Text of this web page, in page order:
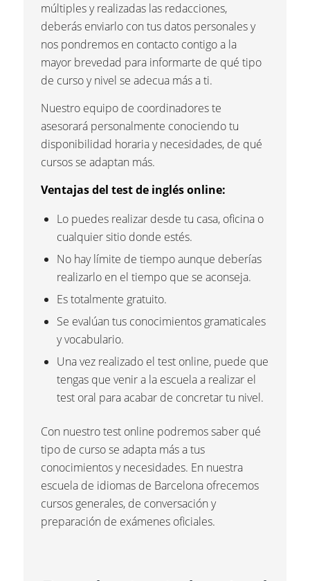
múltiples y realizadas las redacciones,
deberás enviarlo con tus datos personales y
nos pondremos en contacto contigo a la
mayor brevedad para informarte de qué tipo
de curso y nivel se adecua más a ti.
Nuestro equipo de coordinadores te
asesorará personalmente conociendo tu
disponibilidad horaria y necesidades, de qué
cursos se adaptan más.
Ventajas del test de inglés online:
Lo puedes realizar desde tu casa, oficina o
cualquier sitio donde estés.
No hay límite de tiempo aunque deberías
realizarlo en el tiempo que se aconseja.
Es totalmente gratuito.
Se evalúan tus conocimientos gramaticales
y vocabulario.
Una vez realizado el test online, puede que
tengas que venir a la escuela a realizar el
test oral para acabar de concretar tu nivel.
Con nuestro test online podremos saber qué
tipo de curso se adapta más a tus
conocimientos y necesidades. En nuestra
escuela de idiomas de Barcelona ofrecemos
cursos generales, de conversación y
preparación de exámenes oficiales.